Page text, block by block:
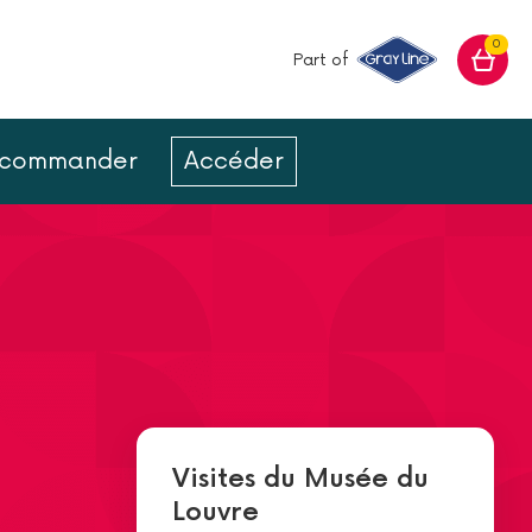
Part of
0
Accéder
Visites du Musée du
Louvre